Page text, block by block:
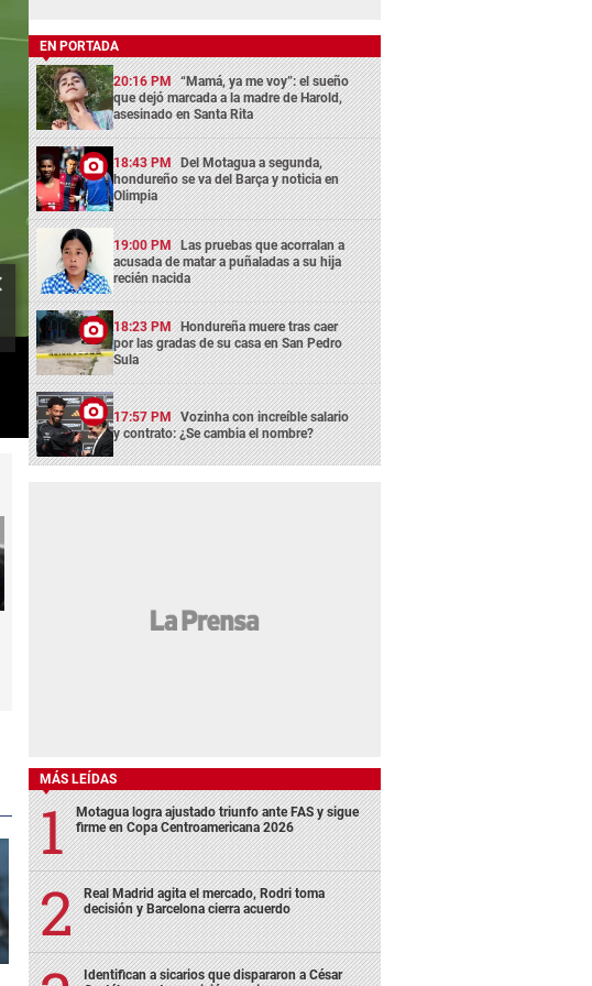
EN PORTADA
20:16 PM “Mamá, ya me voy”: el sueño
que dejó marcada a la madre de Harold,
asesinado en Santa Rita
18:43 PM Del Motagua a segunda,
hondureño se va del Barça y noticia en
Olimpia
19:00 PM Las pruebas que acorralan a
acusada de matar a puñaladas a su hija
recién nacida
18:23 PM Hondureña muere tras caer
por las gradas de su casa en San Pedro
Sula
17:57 PM Vozinha con increíble salario
y contrato: ¿Se cambia el nombre?
MÁS LEÍDAS
Motagua logra ajustado triunfo ante FAS y sigue
firme en Copa Centroamericana 2026
Real Madrid agita el mercado, Rodri toma
decisión y Barcelona cierra acuerdo
Identifican a sicarios que dispararon a César